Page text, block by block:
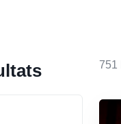
751